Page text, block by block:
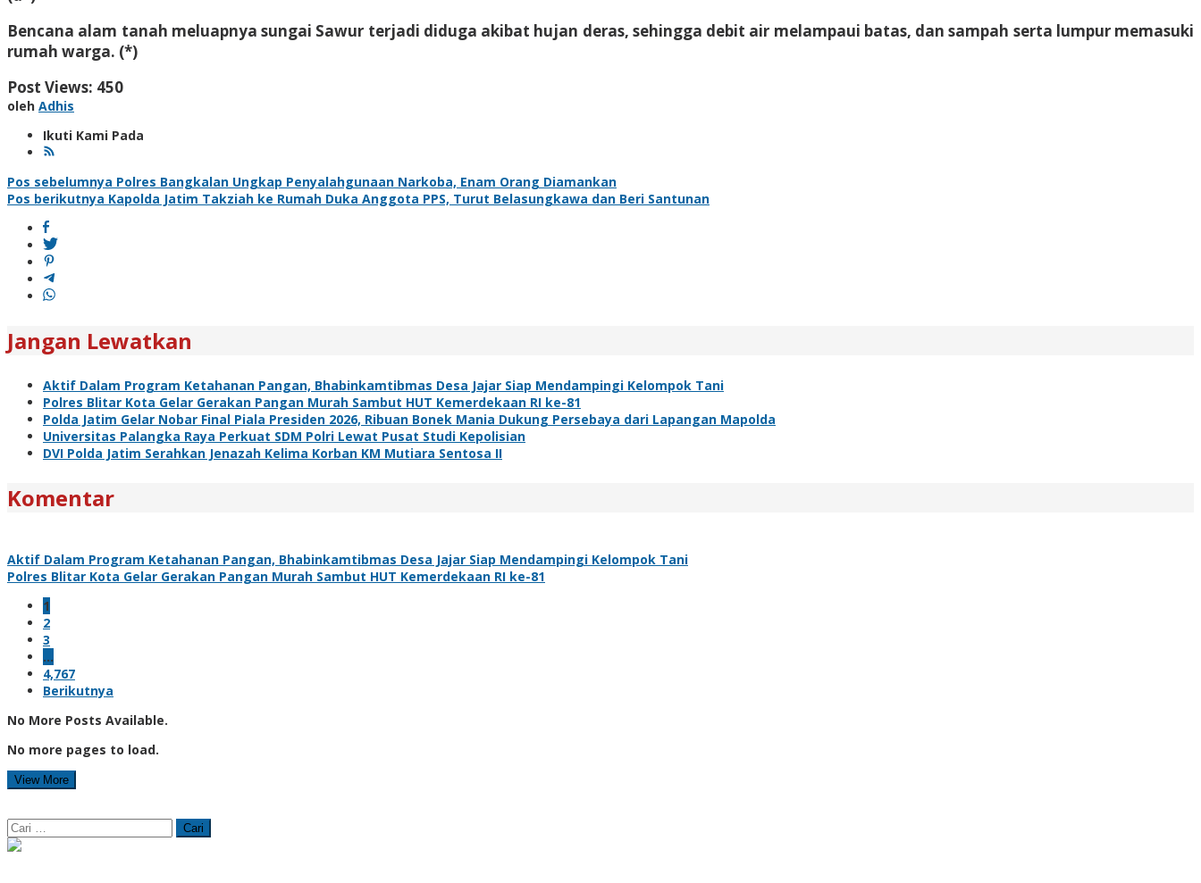
Bencana alam tanah meluapnya sungai Sawur terjadi diduga akibat hujan deras, sehingga debit air melampaui batas, dan sampah serta lumpur memasuki
rumah warga. (*)
Post Views: 450
oleh Adhis
Ikuti Kami Pada
Navigasi
pos
Pos sebelumnya Polres Bangkalan Ungkap Penyalahgunaan Narkoba, Enam Orang Diamankan
Pos berikutnya Kapolda Jatim Takziah ke Rumah Duka Anggota PPS, Turut Belasungkawa dan Beri Santunan
Jangan Lewatkan
Aktif Dalam Program Ketahanan Pangan, Bhabinkamtibmas Desa Jajar Siap Mendampingi Kelompok Tani
Polres Blitar Kota Gelar Gerakan Pangan Murah Sambut HUT Kemerdekaan RI ke-81
Polda Jatim Gelar Nobar Final Piala Presiden 2026, Ribuan Bonek Mania Dukung Persebaya dari Lapangan Mapolda
Universitas Palangka Raya Perkuat SDM Polri Lewat Pusat Studi Kepolisian
DVI Polda Jatim Serahkan Jenazah Kelima Korban KM Mutiara Sentosa II
Komentar
Aktif Dalam Program Ketahanan Pangan, Bhabinkamtibmas Desa Jajar Siap Mendampingi Kelompok Tani
Polres Blitar Kota Gelar Gerakan Pangan Murah Sambut HUT Kemerdekaan RI ke-81
1
2
3
…
4,767
Berikutnya
No More Posts Available.
No more pages to load.
View More
Cari
untuk: